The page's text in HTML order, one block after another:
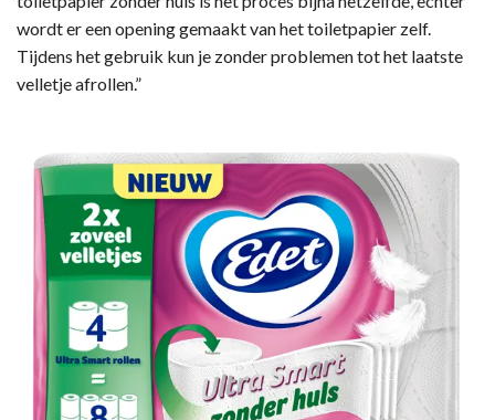
wordt er een opening gemaakt van het toiletpapier zelf.
Tijdens het gebruik kun je zonder problemen tot het laatste
velletje afrollen.”